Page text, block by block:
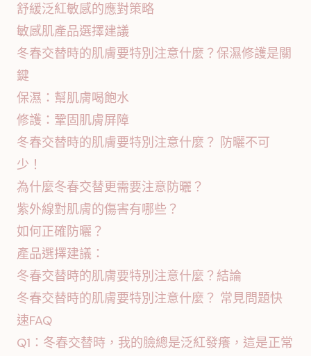
舒緩泛紅敏感的應對策略
敏感肌產品選擇建議
冬春交替時的肌膚要特別注意什麼？保濕修護是關
鍵
保濕：幫肌膚喝飽水
修護：鞏固肌膚屏障
冬春交替時的肌膚要特別注意什麼？ 防曬不可
少！
為什麼冬春交替更需要注意防曬？
紫外線對肌膚的傷害有哪些？
如何正確防曬？
產品選擇建議：
冬春交替時的肌膚要特別注意什麼？結論
冬春交替時的肌膚要特別注意什麼？ 常見問題快
速FAQ
Q1：冬春交替時，我的臉總是泛紅發癢，這是正常